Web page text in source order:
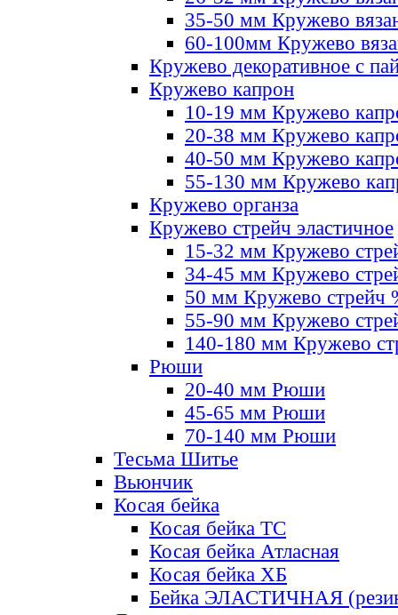
35-50 мм Кружево
60-100мм Кружево
Кружево декоративное с
Кружево капрон
10-19 мм Кружево
20-38 мм Кружево
40-50 мм Кружево
55-130 мм Кружево
Кружево органза
Кружево стрейч эластичное
15-32 мм Кружево
34-45 мм Кружево
50 мм Кружево стрейч
55-90 мм Кружево
140-180 мм Кружево
Рюши
20-40 мм Рюши
45-65 мм Рюши
70-140 мм Рюши
Тесьма Шитье
Вьюнчик
Косая бейка
Косая бейка ТС
Косая бейка Атласная
Косая бейка ХБ
Бейка ЭЛАСТИЧНАЯ